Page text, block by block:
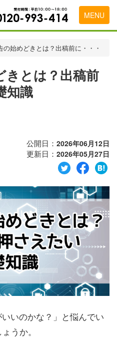
MENU
の始めどきとは？出稿前に・・・
きとは？出稿前
知識
公開日： 2026年06月12日
更新日： 2026年05月27日
いいのかな？」と悩んでい
うか。